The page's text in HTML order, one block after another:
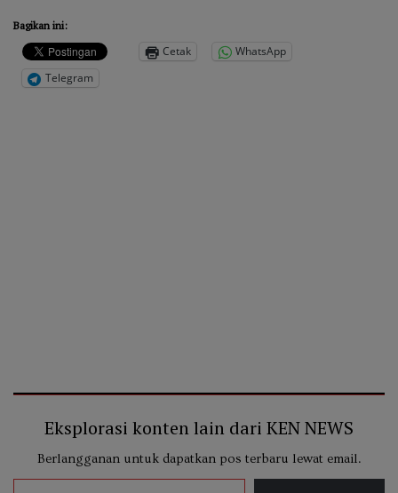
Bagikan ini:
Cetak
WhatsApp
Telegram
Eksplorasi konten lain dari KEN NEWS
Berlangganan untuk dapatkan pos terbaru lewat email.
Ketikkan email Anda...